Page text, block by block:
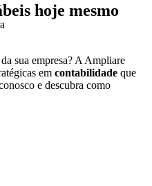
hoje mesmo
sua empresa? A Ampliare
em contabilidade que
e descubra como